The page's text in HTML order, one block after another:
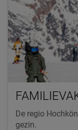
De regio
gezin.